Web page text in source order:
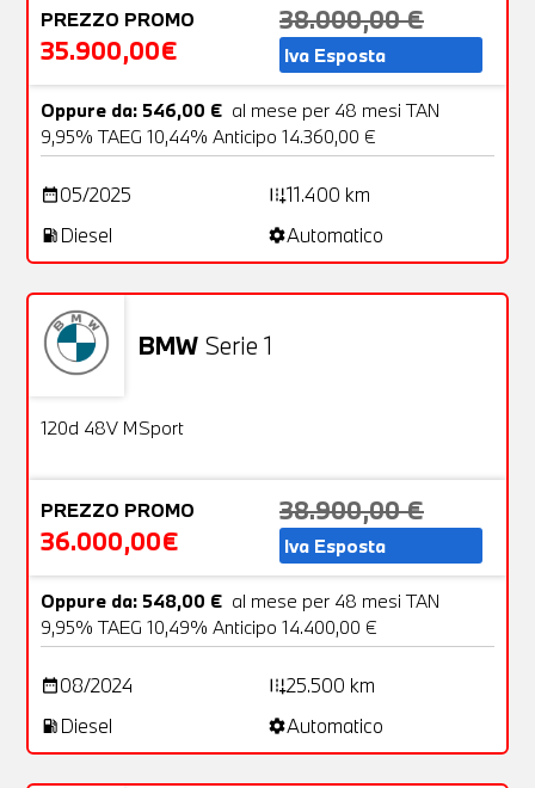
PREZZO PROMO
35.900,00€
38.000,00 €
Iva Esposta
Oppure da: 546,00 € al mese per 48 mesi TAN
9,95% TAEG 10,44% Anticipo 14.360,00 €
date_range05/2025 add_road11.400 km
local_gas_station Diesel settingsAutomatico
BMW Serie 1
Aziendale
120d 48V MSport
PREZZO PROMO
36.000,00€
38.900,00 €
Iva Esposta
Oppure da: 548,00 € al mese per 48 mesi TAN
9,95% TAEG 10,49% Anticipo 14.400,00 €
date_range08/2024 add_road25.500 km
local_gas_station Diesel settingsAutomatico